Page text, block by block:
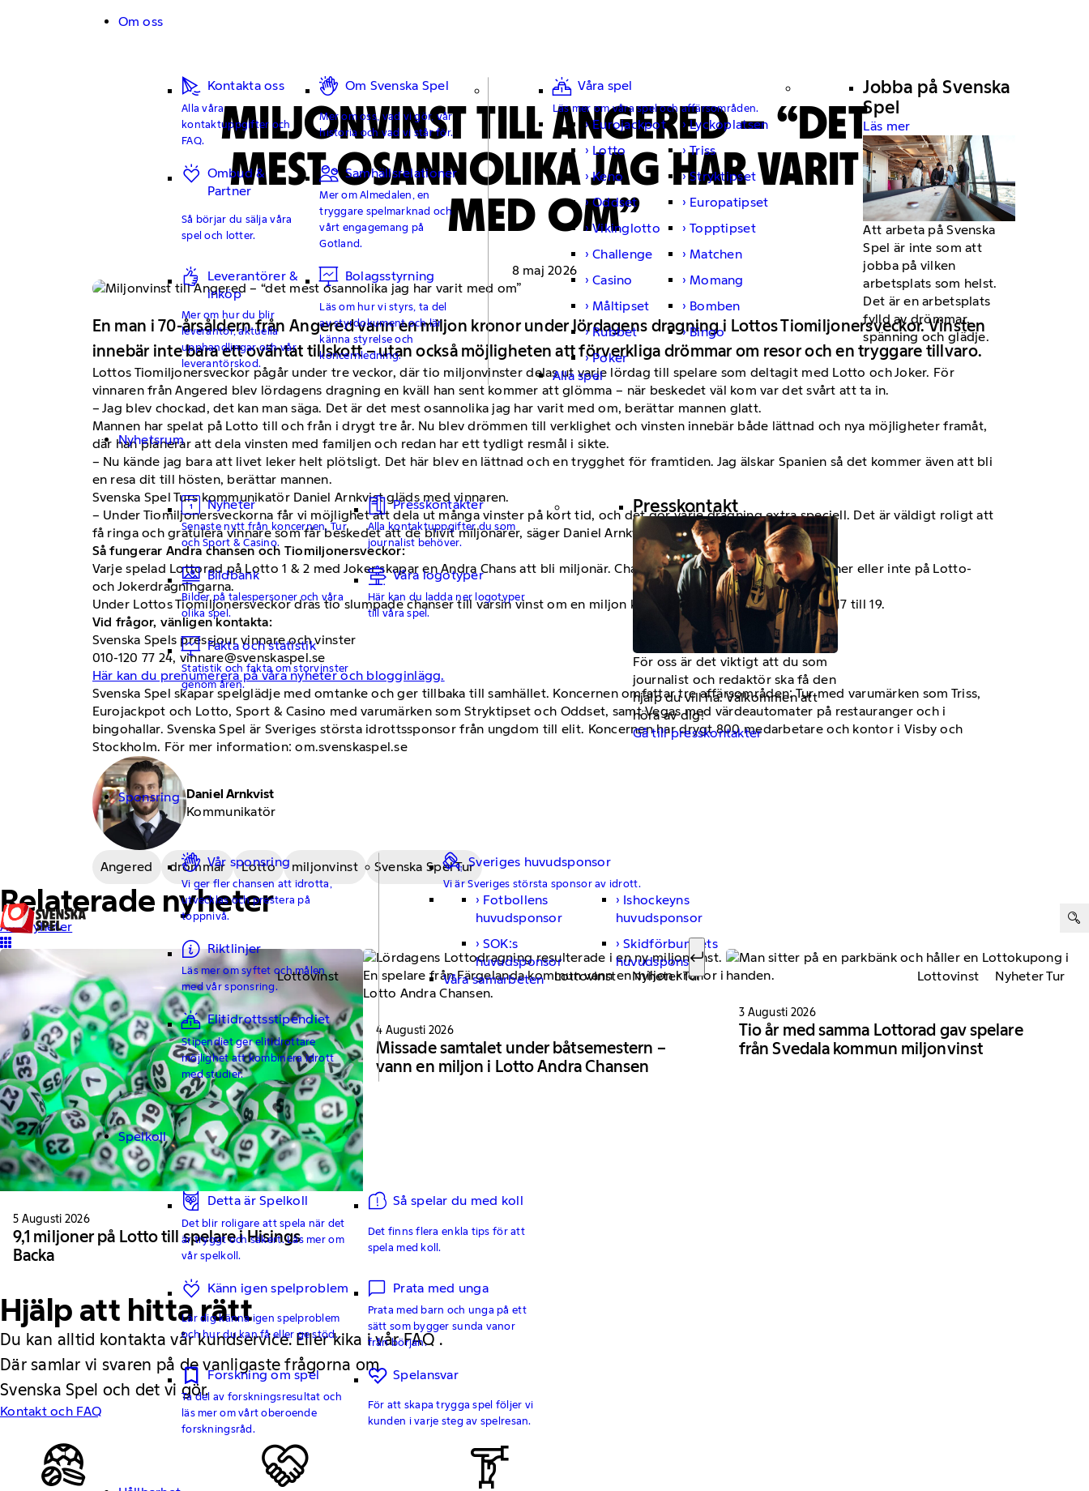
Om oss
Kontakta oss
Alla våra
kontaktuppgifter och
FAQ.
Om Svenska Spel
Mer om oss, vad vi gör, vår
historia och vad vi står för.
Ombud &
Partner
Så börjar du sälja våra
spel och lotter.
Samhällsrelationer
Mer om Almedalen, en
tryggare spelmarknad och
vårt engagemang på
Gotland.
Leverantörer &
inköp
Mer om hur du blir
leverantör, aktuella
upphandlingar och vår
leverantörskod.
Bolagsstyrning
Läs om hur vi styrs, ta del
av styrdokument och lär
känna styrelse och
koncernledning.
Våra spel
Läs mer om våra spel och affärsområden.
Eurojackpot
Lyckoplatsen
Lotto
Triss
Keno
Stryktipset
Oddset
Europatipset
Vikinglotto
Topptipset
Challenge
Matchen
Casino
Momang
Måltipset
Bomben
Rubbet
Bingo
Poker
Alla spel
Jobba på Svenska
Spel
Läs mer
Att arbeta på Svenska
Spel är inte som att
jobba på vilken
arbetsplats som helst.
Det är en arbetsplats
fylld av drömmar,
spänning och glädje.
Nyhetsrum
Nyheter
Senaste nytt från koncernen, Tur
och Sport & Casino.
Presskontakter
Alla kontaktuppgifter du som
journalist behöver.
Bildbank
Bilder på talespersoner och våra
olika spel.
Våra logotyper
Här kan du ladda ner logotyper
till våra spel.
Fakta och statistik
Statistik och fakta om storvinster
genom åren.
Presskontakt
För oss är det viktigt att du som
journalist och redaktör ska få den
hjälp du vill ha. Välkommen att
höra av dig!
Gå till presskontakter
Sponsring
Vår sponsring
Vi ger fler chansen att idrotta,
utvecklas och prestera på
toppnivå.
Riktlinjer
Läs mer om syftet och målen
med vår sponsring.
Elitidrottsstipendiet
Stipendiet ger elitidrottare
möjlighet att kombinera idrott
med studier.
Sveriges huvudsponsor
Vi är Sveriges största sponsor av idrott.
Fotbollens
huvudsponsor
Ishockeyns
huvudsponsor
SOK:s
huvudsponsor
Skidförbundets
huvudsponsor
Våra samarbeten
Spelkoll
Detta är Spelkoll
Det blir roligare att spela när det
är tryggt och säkert. Läs mer om
vår spelkoll.
Så spelar du med koll
Det finns flera enkla tips för att
spela med koll.
Känn igen spelproblem
Lär dig känna igen spelproblem
och hur du kan få eller ge stöd.
Prata med unga
Prata med barn och unga på ett
sätt som bygger sunda vanor
från början.
Forskning om spel
Ta del av forskningsresultat och
läs mer om vårt oberoende
forskningsråd.
Spelansvar
För att skapa trygga spel följer vi
kunden i varje steg av spelresan.
Sök efter:
Sök
MILJONVINST TILL ANGERED – “DET
MEST OSANNOLIKA JAG HAR VARIT
MED OM”
8 maj 2026
En man i 70-årsåldern från Angered vann en miljon kronor under lördagens dragning i Lottos Tiomiljonersveckor. Vinsten
innebär inte bara ett oväntat tillskott – utan också möjligheten att förverkliga drömmar om resor och en tryggare tillvaro.
Lottos Tiomiljonersveckor pågår under tre veckor, där tio miljonvinster delas ut varje lördag till spelare som deltagit med Lotto och Joker. För
vinnaren från Angered blev lördagens dragning en kväll han sent kommer att glömma – när beskedet väl kom var det svårt att ta in.
– Jag blev chockad, det kan man säga. Det är det mest osannolika jag har varit med om, berättar mannen glatt.
Mannen har spelat på Lotto till och från i drygt tre år. Nu blev drömmen till verklighet och vinsten innebär både lättnad och nya möjligheter framåt,
där han planerar att dela vinsten med familjen och redan har ett tydligt resmål i sikte.
– Nu kände jag bara att livet leker helt plötsligt. Det här blev en lättnad och en trygghet för framtiden. Jag älskar Spanien så det kommer även att bli
en resa dit till hösten, berättar mannen.
Svenska Spel Turs kommunikatör Daniel Arnkvist gläds med vinnaren.
– Under Tiomiljonersveckorna får vi möjlighet att dela ut många vinster på kort tid, och det gör varje dragning extra speciell. Det är väldigt roligt att
få ringa och gratulera vinnare som får beskedet att de blivit miljonärer, säger Daniel Arnkvist.
Så fungerar Andra chansen och Tiomiljonersveckor: ​
Varje spelad Lottorad på Lotto 1 &​ 2 med Joker skapar en Andra Chans att bli miljonär. Chanserna skapas oavsett om du vinner eller inte på Lotto-
och Jokerdragningarna.​
Under Lottos Tiomiljonersveckor dras tio slumpade chanser till varsin vinst om en miljon kronor, varje lördag mellan vecka 17 till 19.
Vid frågor, vänligen kontakta:
Svenska Spels pressjour vinnare och vinster
010-120 77 24, vinnare@svenskaspel.se
Här kan du prenumerera på våra nyheter och blogginlägg.
Svenska Spel skapar spelglädje med omtanke och ger tillbaka till samhället. Koncernen omfattar tre affärsområden: Tur med varumärken som Triss,
Eurojackpot och Lotto, Sport & Casino med varumärken som Stryktipset och Oddset, samt Vegas med värdeautomater på restauranger och i
bingohallar. Svenska Spel är Sveriges största idrottssponsor från ungdom till elit. Koncernen har drygt 800 medarbetare och kontor i Visby och
Stockholm. För mer information: om.svenskaspel.se
Kommunikatör
Daniel Arnkvist
Angered drömmar Lotto miljonvinst Svenska Spel Tur
Relaterade nyheter
Alla nyheter
Lottovinst
5 Augusti 2026
9,1 miljoner på Lotto till spelare i Hisings
Backa
Lottovinst Nyheter Tur
4 Augusti 2026
Missade samtalet under båtsemestern –
vann en miljon i Lotto Andra Chansen
Lottovinst Nyheter Tur
3 Augusti 2026
Tio år med samma Lottorad gav spelare
från Svedala kommun miljonvinst
Hjälp att hitta rätt
Du kan alltid kontakta vår kundservice. Eller kika i vår FAQ .
Där samlar vi svaren på de vanligaste frågorna om
Svenska Spel och det vi gör.
Kontakt och FAQ